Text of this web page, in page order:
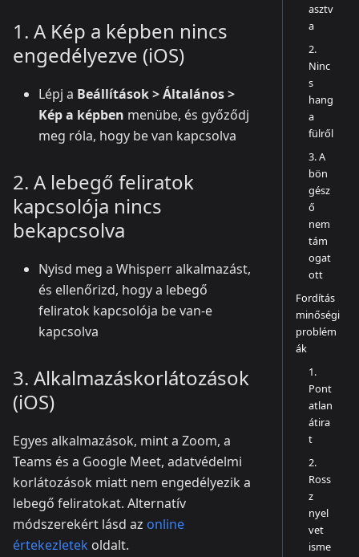
1. A Kép a képben nincs
engedélyezve (iOS)
Lépj a Beállítások > Általános >
Kép a képben menübe, és győződj
meg róla, hogy be van kapcsolva
2. A lebegő feliratok
kapcsolója nincs
bekapcsolva
Nyisd meg a Whisperr alkalmazást,
és ellenőrizd, hogy a lebegő
feliratok kapcsolója be van-e
kapcsolva
3. Alkalmazáskorlátozások
(iOS)
Egyes alkalmazások, mint a Zoom, a
Teams és a Google Meet, adatvédelmi
korlátozások miatt nem engedélyezik a
lebegő feliratokat. Alternatív
módszerekért lásd az online
értekezletek oldalt.
asztv
a
2.
Ninc
s
hang
a
fülről
3. A
bön
gész
ő
nem
tám
ogat
ott
Fordítás
minőségi
problém
ák
1.
Pont
atlan
átira
t
2.
Ross
z
nyel
vet
isme